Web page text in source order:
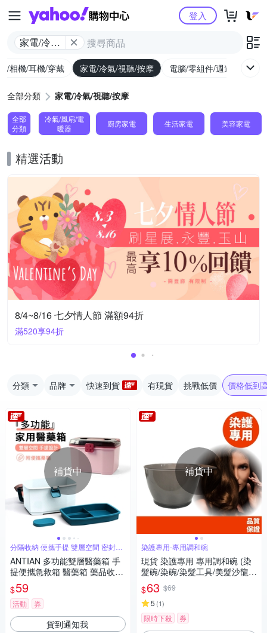
Yahoo購物中心
家電/冷氣/
登入
/相機/耳機/穿戴 家電/冷氣/視聽/按摩 電腦/零組件/週邊/遊戲
全部分類 家電/冷氣/視聽/按摩
全部
分類
冷氣/風扇/電
暖器
廚房家電 生活家電 美容家電
精選活動
8/4~8/16 七夕情人節 滿額94折
滿520享94折
分類 品牌 快速到貨 有現貨 挑戰低價 價格低到
補貨中
分隔收納 便攜手提 雙層空間 密封收
納
ANTIAN 多功能雙層醫藥箱 手
提便攜急救箱 醫藥箱 藥品收納
盒 保健箱
$59
活動 券
貨到通知我
補貨中
染護專用-專用調和碗
現貨 染護專用 專用調和碗 (染
髮碗/染碗/染髮工具/美髮沙龍
碗)
$63 $69
5 (1)
限時下殺 券